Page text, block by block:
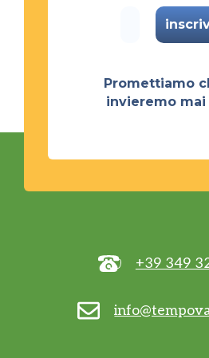
Promettiamo
invieremo mai
+39 349